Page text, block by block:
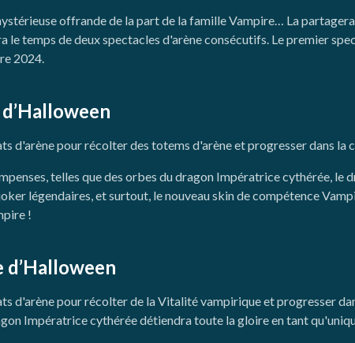
offrande de la part de la famille Vampire… La
le temps de deux spectacles d'arène consécutifs. Le premier
2024.
d'arène pour récolter des totems d'arène et progresser dans la
telles que des orbes du dragon Impératrice cythérée, le
légendaires, et surtout, le nouveau skin de compétence
!
d'arène pour récolter de la Vitalité vampirique et progresser
Impératrice cythérée détiendra toute la gloire en tant